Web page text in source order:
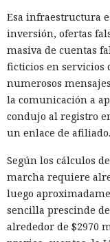
Esa infraestructura
inversión, ofertas
masiva de cuentas
ficticios en servicios
numerosos
la comunicación a
condujo al registro
un enlace de afiliado.
Según los cálculos
marcha requiere
luego
sencilla prescinde
alrededor de $2970